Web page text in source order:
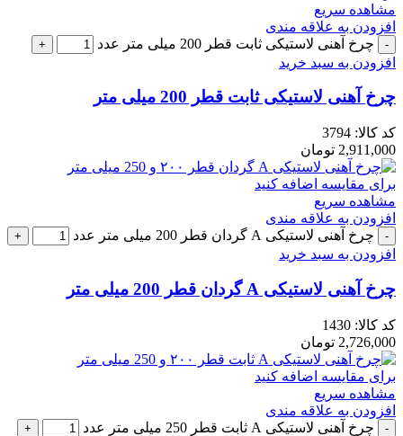
مشاهده سریع
افزودن به علاقه مندی
چرخ آهنی لاستیکی ثابت قطر 200 میلی متر عدد
افزودن به سبد خرید
چرخ آهنی لاستیکی ثابت قطر 200 میلی متر
کد کالا: 3794
2,911,000 تومان
برای مقایسه اضافه کنید
مشاهده سریع
افزودن به علاقه مندی
چرخ آهنی لاستیکی A گردان قطر 200 میلی متر عدد
افزودن به سبد خرید
چرخ آهنی لاستیکی A گردان قطر 200 میلی متر
کد کالا: 1430
2,726,000 تومان
برای مقایسه اضافه کنید
مشاهده سریع
افزودن به علاقه مندی
چرخ آهنی لاستیکی A ثابت قطر 250 میلی متر عدد